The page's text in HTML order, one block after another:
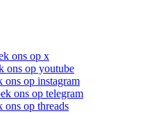
ons op x
ons op youtube
ons op instagram
ons op telegram
ons op threads